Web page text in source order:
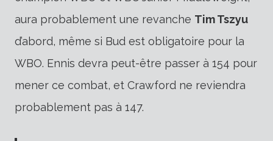
aura probablement une revanche Tim Tszyu
d’abord, même si Bud est obligatoire pour la
WBO. Ennis devra peut-être passer à 154 pour
mener ce combat, et Crawford ne reviendra
probablement pas à 147.